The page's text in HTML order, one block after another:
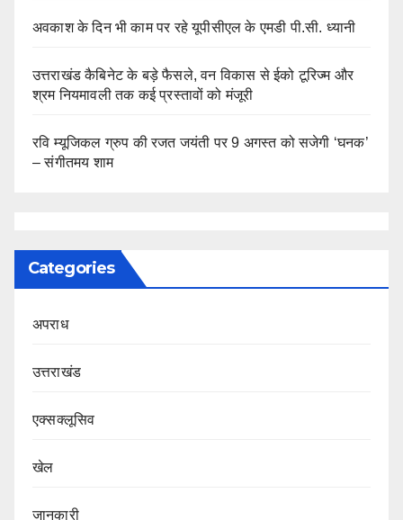
अवकाश के दिन भी काम पर रहे यूपीसीएल के एमडी पी.सी. ध्यानी
उत्तराखंड कैबिनेट के बड़े फैसले, वन विकास से ईको टूरिज्म और
श्रम नियमावली तक कई प्रस्तावों को मंजूरी
रवि म्यूजिकल ग्रुप की रजत जयंती पर 9 अगस्त को सजेगी ‘घनक’
– संगीतमय शाम
Categories
अपराध
उत्तराखंड
एक्सक्लूसिव
खेल
जानकारी